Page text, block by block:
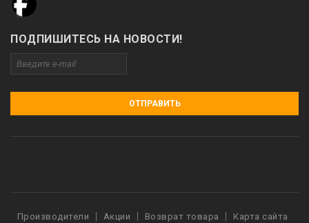
ПОДПИШИТЕСЬ НА НОВОСТИ!
ОТПРАВИТЬ
Производители Акции Возврат товара
Карта сайта